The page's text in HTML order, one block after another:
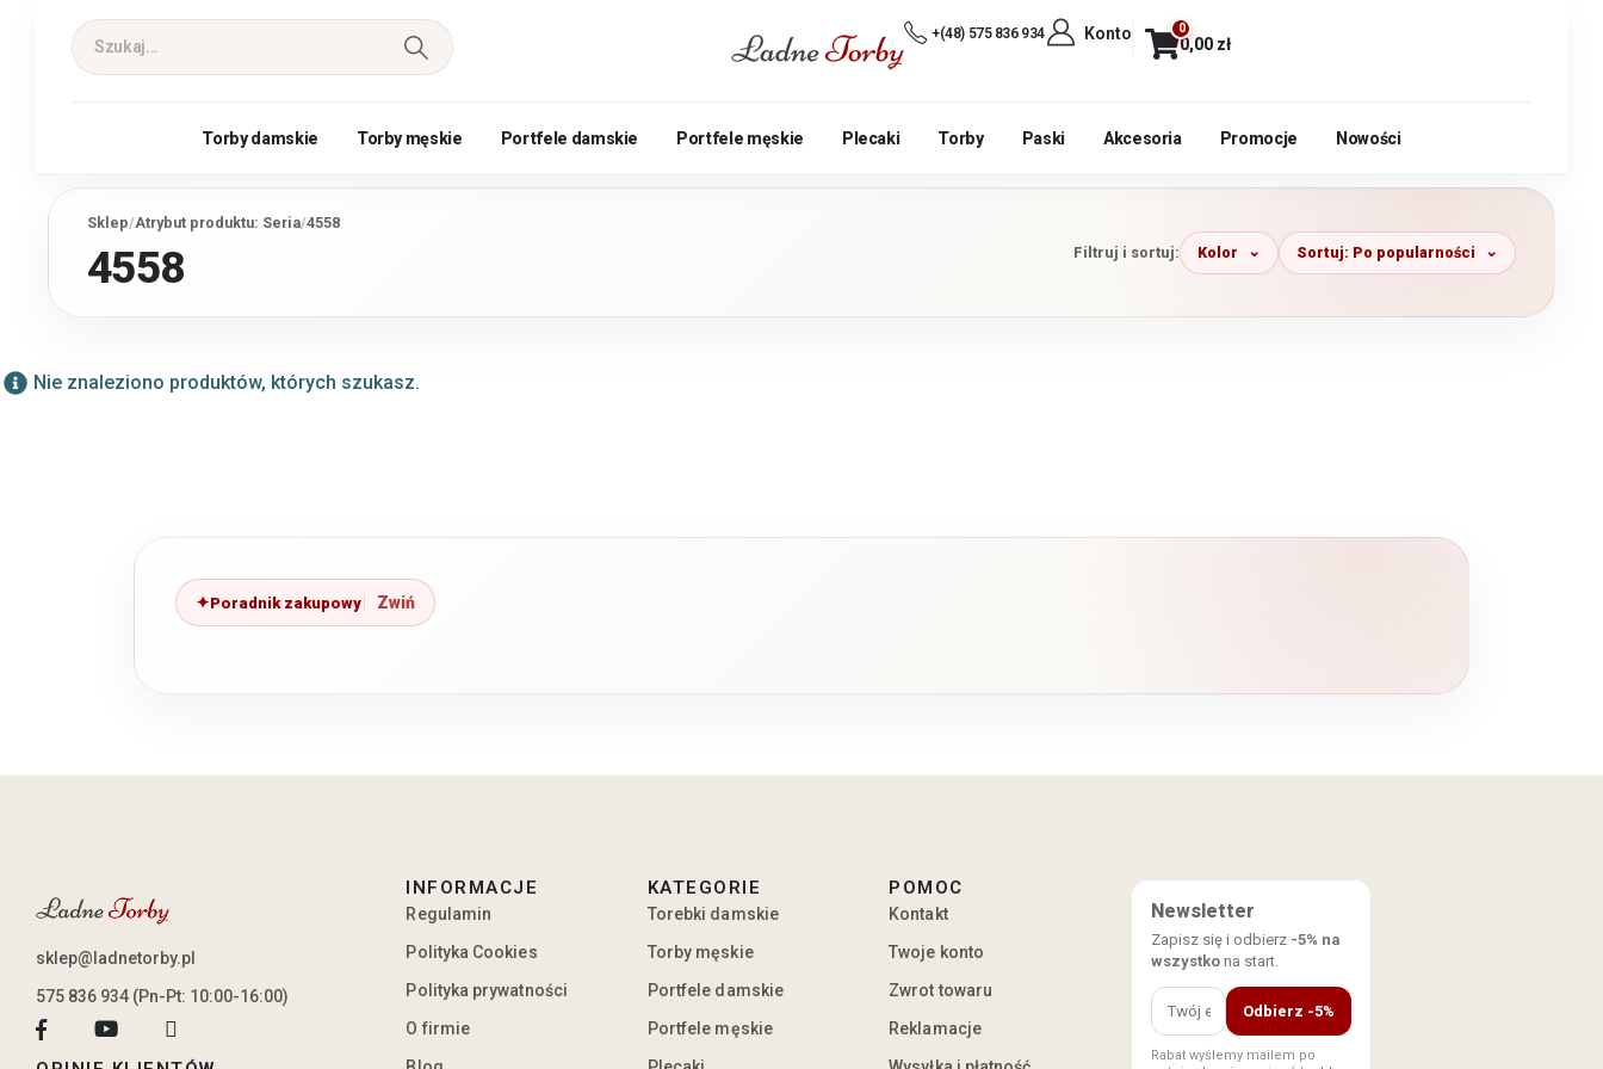
+(48) 575 836 934 Konto 0
0,00 zł
Torby damskie Torby męskie Portfele damskie Portfele męskie Plecaki Torby Paski Akcesoria Promocje Nowości
Sklep/Atrybut produktu: Seria/4558
4558 Filtruj i sortuj: Kolor Sortuj: Po popularności
Nie znaleziono produktów, których szukasz.
Poradnik zakupowy
sklep@ladnetorby.pl
575 836 934 (Pn-Pt: 10:00-16:00)
INFORMACJE
Regulamin
Polityka Cookies
Polityka prywatności
O firmie
KATEGORIE
Torebki damskie
Torby męskie
Portfele damskie
Portfele męskie
POMOC
Kontakt
Twoje konto
Zwrot towaru
Reklamacje
Newsletter
Zapisz się i odbierz -5% na
wszystkona start.
Odbierz -5%
Rabat wyślemy mailem po